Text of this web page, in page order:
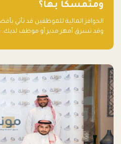
ومتمسكاً بها؟
الحوافز المالية للموظفين قد تأتي
وقد تسرق أمهر مدير أو موظف لديك.